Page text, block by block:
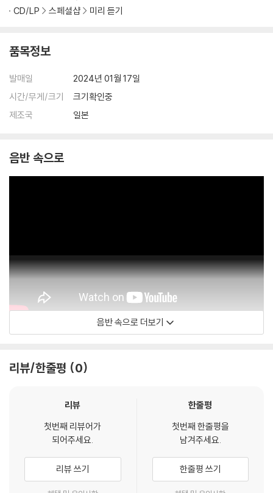
CD/LP
스페셜샵 미리 듣기
품목정보
발매일
2024년 01월 17일
시간/무게/크기
크기확인중
제조국
일본
음반 속으로
Milan Records USA
음반 속으로 더보기
리뷰/한줄평 0
리뷰
첫번째 리뷰어가
되어주세요.
리뷰 쓰기
한줄평
첫번째 한줄평을
남겨주세요.
한줄평 쓰기